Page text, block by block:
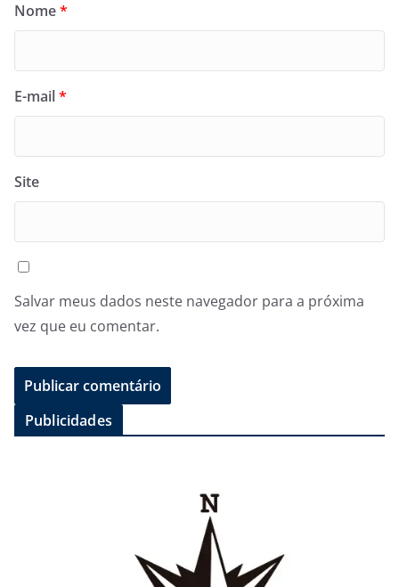
Nome*
E-mail*
Site
Salvar meus dados neste navegador para a próxima
vez que eu comentar.
Publicidades